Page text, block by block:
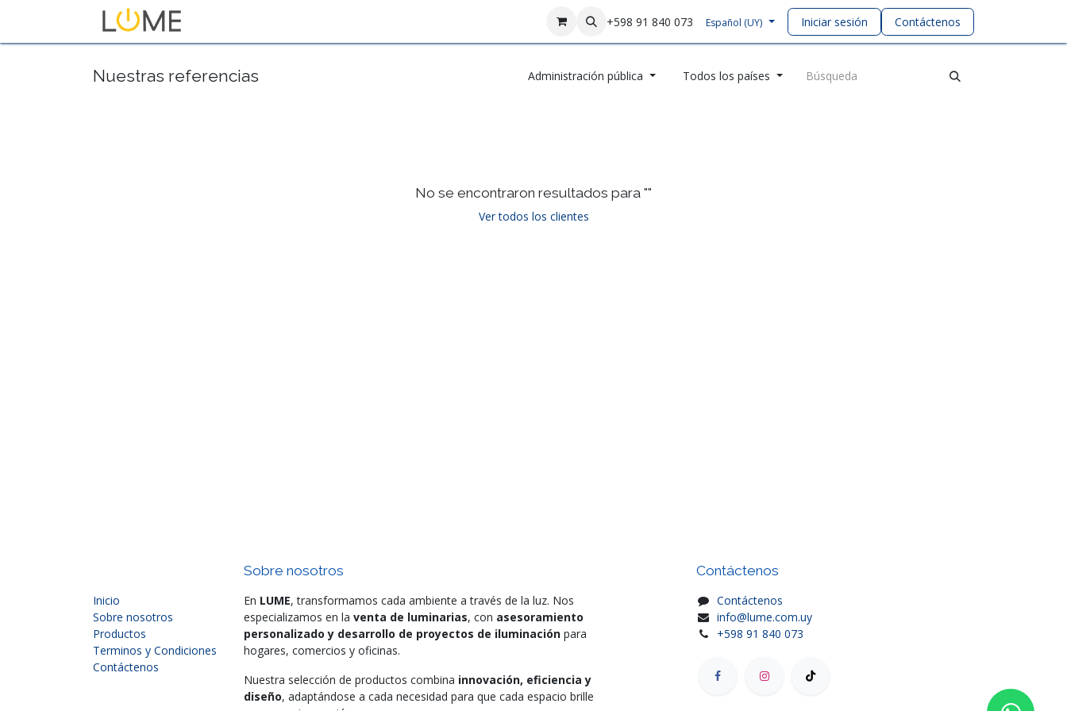
+598 91 840 073 Español (UY) Iniciar sesión Contáctenos
Nuestras referencias Administración pública Todos los países
No se encontraron resultados para ""
Ver todos los clientes
Inicio
Sobre nosotros
Productos
Terminos y Condiciones
Contáctenos
Sobre nosotros
En LUME, transformamos cada ambiente a través de la luz. Nos
especializamos en la venta de luminarias, con asesoramiento
personalizado y desarrollo de proyectos de iluminación para
hogares, comercios y oficinas.
Nuestra selección de productos combina innovación, eficiencia y
diseño, adaptándose a cada necesidad para que cada espacio brille
Contáctenos
Contáctenos
info@lume.com.uy
+598 91 840 073